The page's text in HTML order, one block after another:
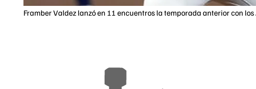
Framber Valdez lanzó en 11 encuentros la temporada anterior con los